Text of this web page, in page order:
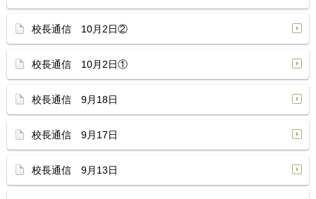
校長通信 10月2日②
校長通信 10月2日①
校長通信 9月18日
校長通信 9月17日
校長通信 9月13日